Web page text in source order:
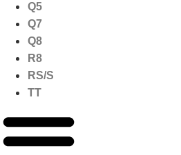
Q5
Q7
Q8
R8
RS/S
TT